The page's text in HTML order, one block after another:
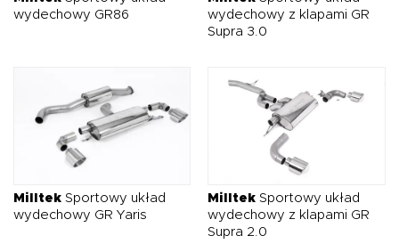
wydechowy GR86
wydechowy z klapami GR
Supra 3.0
Milltek Sportowy układ
wydechowy GR Yaris
Milltek Sportowy układ
wydechowy z klapami GR
Supra 2.0